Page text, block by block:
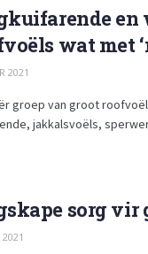
wat met
2021
groep van groot
jakkalsvoëls,
sorg vir